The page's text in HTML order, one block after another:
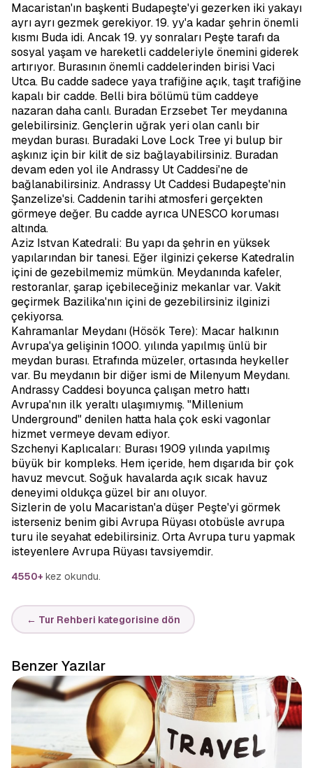
Macaristan'ın başkenti Budapeşte'yi gezerken iki yakayı
ayrı ayrı gezmek gerekiyor. 19. yy'a kadar şehrin önemli
kısmı Buda idi. Ancak 19. yy sonraları Peşte tarafı da
sosyal yaşam ve hareketli caddeleriyle önemini giderek
artırıyor. Burasının önemli caddelerinden birisi Vaci
Utca. Bu cadde sadece yaya trafiğine açık, taşıt trafiğine
kapalı bir cadde. Belli bira bölümü tüm caddeye
nazaran daha canlı. Buradan Erzsebet Ter meydanına
gelebilirsiniz. Gençlerin uğrak yeri olan canlı bir
meydan burası. Buradaki Love Lock Tree yi bulup bir
aşkınız için bir kilit de siz bağlayabilirsiniz. Buradan
devam eden yol ile Andrassy Ut Caddesi'ne de
bağlanabilirsiniz. Andrassy Ut Caddesi Budapeşte'nin
Şanzelize'si. Caddenin tarihi atmosferi gerçekten
görmeye değer. Bu cadde ayrıca UNESCO koruması
altında.
Aziz Istvan Katedrali: Bu yapı da şehrin en yüksek
yapılarından bir tanesi. Eğer ilginizi çekerse Katedralin
içini de gezebilmemiz mümkün. Meydanında kafeler,
restoranlar, şarap içebileceğiniz mekanlar var. Vakit
geçirmek Bazilika'nın içini de gezebilirsiniz ilginizi
çekiyorsa.
Kahramanlar Meydanı (Hösök Tere): Macar halkının
Avrupa'ya gelişinin 1000. yılında yapılmış ünlü bir
meydan burası. Etrafında müzeler, ortasında heykeller
var. Bu meydanın bir diğer ismi de Milenyum Meydanı.
Andrassy Caddesi boyunca çalışan metro hattı
Avrupa'nın ilk yeraltı ulaşımıymış. "Millenium
Underground" denilen hatta hala çok eski vagonlar
hizmet vermeye devam ediyor.
Szchenyi Kaplıcaları: Burası 1909 yılında yapılmış
büyük bir kompleks. Hem içeride, hem dışarıda bir çok
havuz mevcut. Soğuk havalarda açık sıcak havuz
deneyimi oldukça güzel bir anı oluyor.
Sizlerin de yolu Macaristan'a düşer Peşte'yi görmek
isterseniz benim gibi Avrupa Rüyası otobüsle avrupa
turu ile seyahat edebilirsiniz. Orta Avrupa turu yapmak
isteyenlere Avrupa Rüyası tavsiyemdir.
4550+ kez okundu.
← Tur Rehberi kategorisine dön
Benzer Yazılar